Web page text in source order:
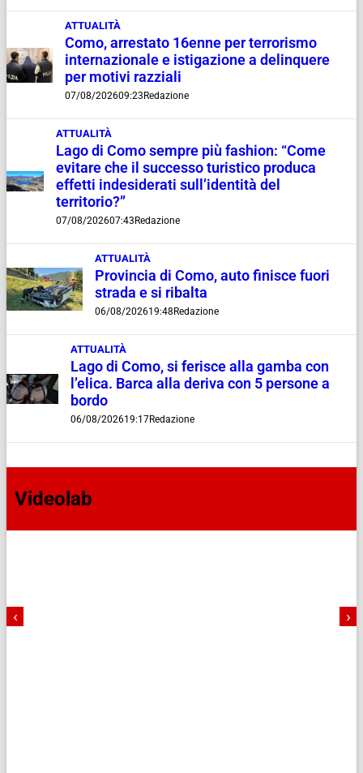
ATTUALITÀ
Como, arrestato 16enne per terrorismo
internazionale e istigazione a delinquere
per motivi razziali
07/08/202609:23 Redazione
ATTUALITÀ
Lago di Como sempre più fashion: “Come
evitare che il successo turistico produca
effetti indesiderati sull’identità del
territorio?”
07/08/202607:43 Redazione
ATTUALITÀ
Provincia di Como, auto finisce fuori
strada e si ribalta
06/08/202619:48 Redazione
ATTUALITÀ
Lago di Como, si ferisce alla gamba con
l’elica. Barca alla deriva con 5 persone a
bordo
06/08/202619:17Redazione
Videolab
‹ ›